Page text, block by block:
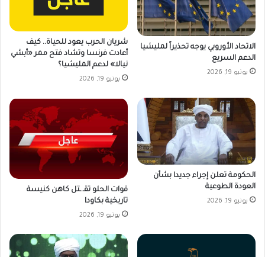
الاتحاد الأوروبي يوجه تحذيراً لمليشيا
الدعم السريع
يونيو 19, 2026
شريان الحرب يعود للحياة.. كيف
أعادت فرنسا وتشاد فتح ممر «أبشي
نيالا» لدعم المليشيا؟
يونيو 19, 2026
الحكومة تعلن إجراء جديدا بشأن
العودة الطوعية
يونيو 19, 2026
قوات الحلو تقـ.ـتل كاهن كنيسة
تاريخية بكاودا
يونيو 19, 2026